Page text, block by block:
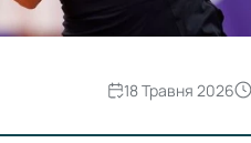
18 Травня 2026